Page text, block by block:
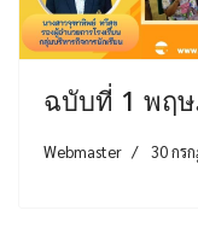
ฉบับที่ 1 พฤ
Webmaster 30 กร